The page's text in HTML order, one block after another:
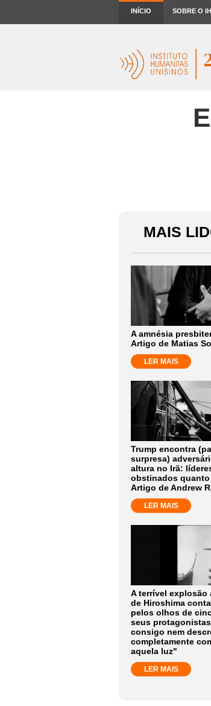
INÍCIO SOBRE O
MAIS
A amnésia
Artigo de Matias
LER MAIS
Trump encontra
surpresa)
altura no Irã:
obstinados quanto
Artigo de Andrew
LER MAIS
A terrível explosão
de Hiroshima
pelos olhos de
seus
consigo nem
completamente
aquela luz"
LER MAIS